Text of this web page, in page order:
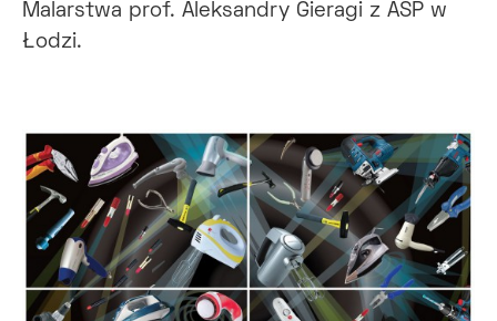
Malarstwa prof. Aleksandry Gieragi z ASP w
Łodzi.